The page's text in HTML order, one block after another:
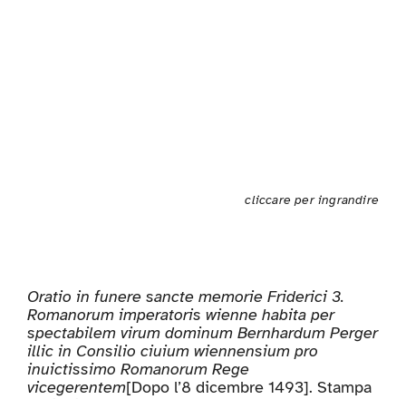
cliccare per ingrandire
Oratio in funere sancte memorie Friderici 3.
Romanorum imperatoris wienne habita per
spectabilem virum dominum Bernhardum Perger
illic in Consilio ciuium wiennensium pro
inuictissimo Romanorum Rege
vicegerentem[Dopo l’8 dicembre 1493]. Stampa